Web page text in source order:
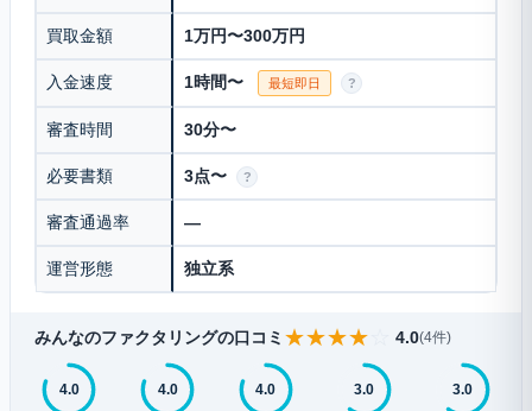
買取金額 1万円〜300万円
入金速度 1時間〜 最短即日 ?
審査時間 30分〜
必要書類 3点〜 ?
審査通過率 —
運営形態 独立系
みんなのファクタリングの口コミ ★★★★ 4.0(4件)
4.0 4.0 4.0 3.0 3.0